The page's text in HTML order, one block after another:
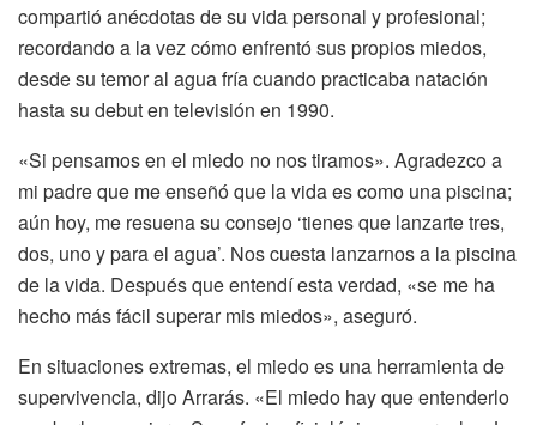
compartió anécdotas de su vida personal y profesional;
recordando a la vez cómo enfrentó sus propios miedos,
desde su temor al agua fría cuando practicaba natación
hasta su debut en televisión en 1990.
«Si pensamos en el miedo no nos tiramos». Agradezco a
mi padre que me enseñó que la vida es como una piscina;
aún hoy, me resuena su consejo ‘tienes que lanzarte tres,
dos, uno y para el agua’. Nos cuesta lanzarnos a la piscina
de la vida. Después que entendí esta verdad, «se me ha
hecho más fácil superar mis miedos», aseguró.
En situaciones extremas, el miedo es una herramienta de
supervivencia, dijo Arrarás. «El miedo hay que entenderlo